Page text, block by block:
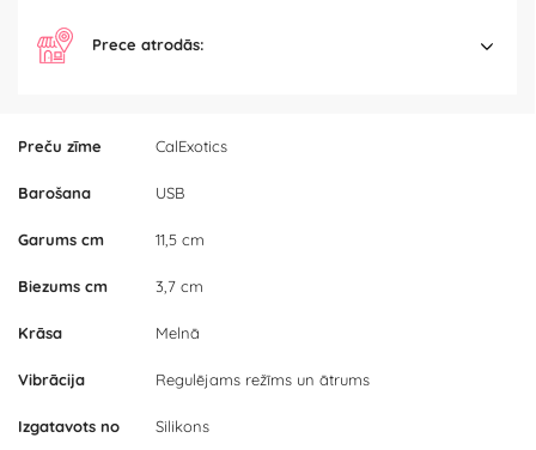
Preču zīme CalExotics
Barošana USB
Garums cm 11,5 cm
Biezums cm 3,7 cm
Krāsa Melnā
Vibrācija Regulējams režīms un ātrums
Izgatavots no Silikons
Prece atrodās: